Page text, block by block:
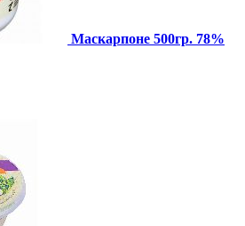
Маскарпоне 500гр. 78%